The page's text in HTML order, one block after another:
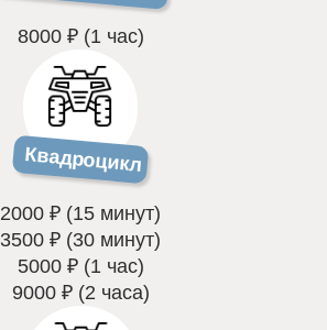
8000 ₽ (1 час)
Квадроцикл
2000 ₽ (15 минут)
3500 ₽ (30 минут)
5000 ₽ (1 час)
9000 ₽ (2 часа)